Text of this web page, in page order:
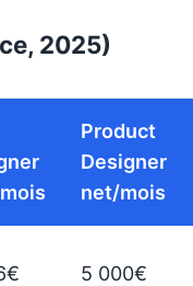
2025)
Product
Designer
net/mois
5 000€